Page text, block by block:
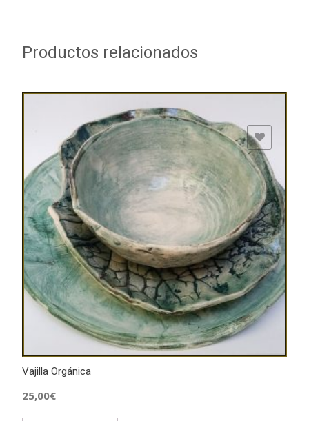
Productos relacionados
Vajilla Orgánica
25,00€
ADD TO WISHLIST